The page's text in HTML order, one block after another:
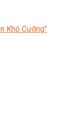
Khó Cưỡng"